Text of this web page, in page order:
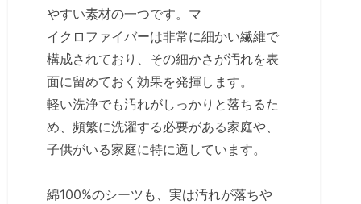
やすい素材の一つです。マ
イクロファイバーは非常に細かい繊維で
構成されており、その細かさが汚れを表
面に留めておく効果を発揮します。
軽い洗浄でも汚れがしっかりと落ちるた
め、頻繁に洗濯する必要がある家庭や、
子供がいる家庭に特に適しています。
綿100%のシーツも、実は汚れが落ちや